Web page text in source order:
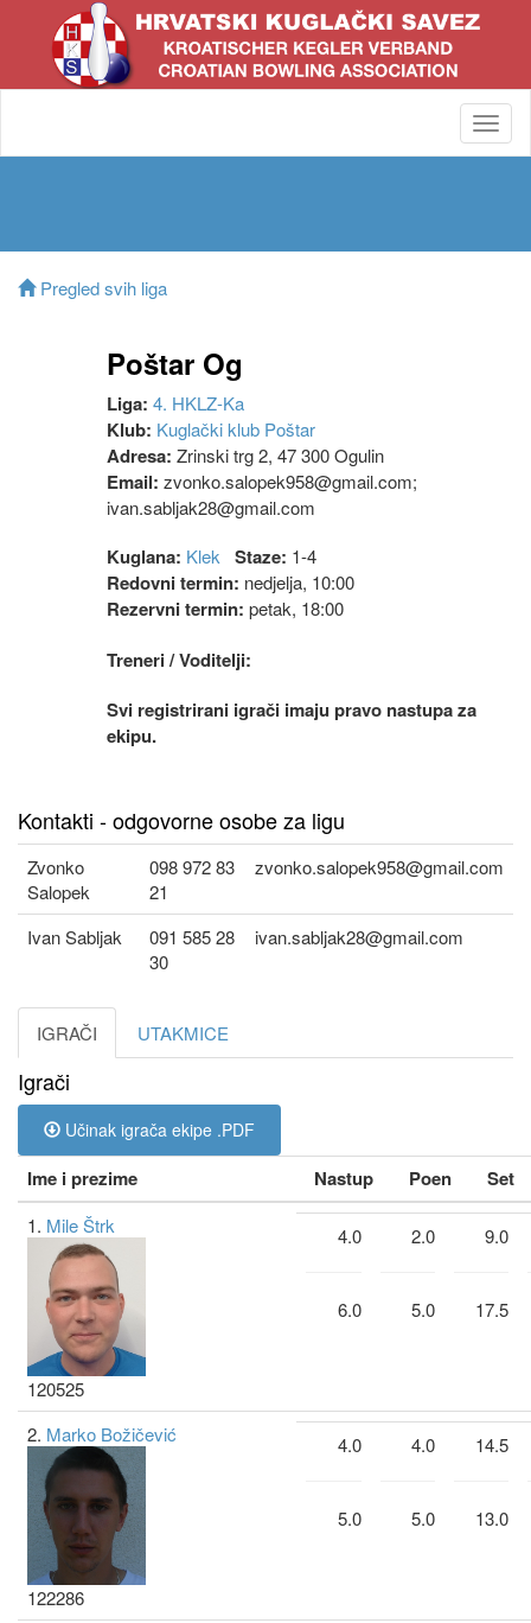
Pregled svih liga
Poštar Og
Liga: 4. HKLZ-Ka
Klub: Kuglački klub Poštar
Adresa: Zrinski trg 2, 47 300 Ogulin
Email: zvonko.salopek958@gmail.com;
ivan.sabljak28@gmail.com
Kuglana: Klek Staze: 1-4
Redovni termin: nedjelja, 10:00
Rezervni termin: petak, 18:00
Treneri / Voditelji:
Svi registrirani igrači imaju pravo nastupa za
ekipu.
Kontakti - odgovorne osobe za ligu
Zvonko
Salopek
098 972 83
21
zvonko.salopek958@gmail.com
Ivan Sabljak
091 585 28
30
ivan.sabljak28@gmail.com
IGRAČI UTAKMICE
Igrači
Učinak igrača ekipe .PDF
Ime i prezime Nastup Poen Set
1. Mile Štrk
120525
4.0
6.0
2.0
5.0
9.0
17.5
2. Marko Božičević
122286
4.0
5.0
4.0
5.0
14.5
13.0